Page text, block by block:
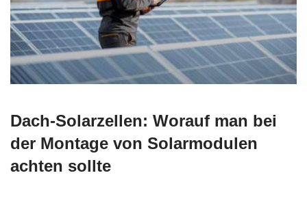
Dach-Solarzellen: Worauf man bei
der Montage von Solarmodulen
achten sollte